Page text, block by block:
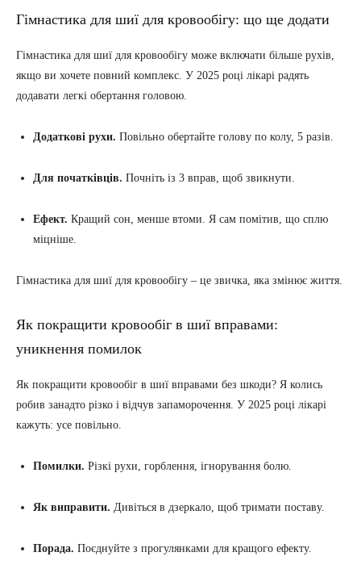
Гімнастика для шиї для кровообігу: що ще додати
Гімнастика для шиї для кровообігу може включати більше рухів,
якщо ви хочете повний комплекс. У 2025 році лікарі радять
додавати легкі обертання головою.
Додаткові рухи. Повільно обертайте голову по колу, 5 разів.
Для початківців. Почніть із 3 вправ, щоб звикнути.
Ефект. Кращий сон, менше втоми. Я сам помітив, що сплю
міцніше.
Гімнастика для шиї для кровообігу – це звичка, яка змінює життя.
Як покращити кровообіг в шиї вправами:
уникнення помилок
Як покращити кровообіг в шиї вправами без шкоди? Я колись
робив занадто різко і відчув запаморочення. У 2025 році лікарі
кажуть: усе повільно.
Помилки. Різкі рухи, горблення, ігнорування болю.
Як виправити. Дивіться в дзеркало, щоб тримати поставу.
Порада. Поєднуйте з прогулянками для кращого ефекту.